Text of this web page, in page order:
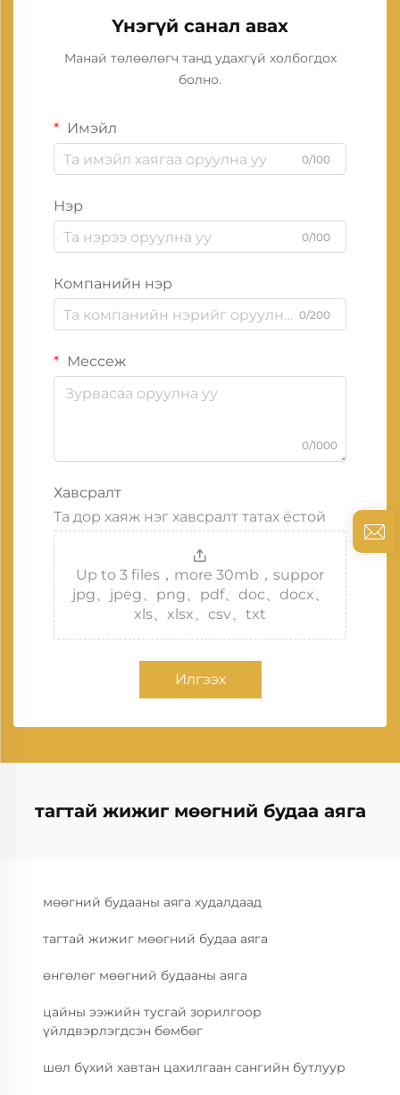
Үнэгүй санал авах
Манай төлөөлөгч танд удахгүй холбогдох
болно.
Имэйл
0/100
Нэр
0/100
Компанийн нэр
0/200
Мессеж
0/1000
Хавсралт
Та дор хаяж нэг хавсралт татах ёстой
Up to 3 files，more 30mb，suppor
jpg、jpeg、png、pdf、doc、docx、
xls、xlsx、csv、txt
Илгээх
тагтай жижиг мөөгний будаа аяга
мөөгний будааны аяга худалдаад
тагтай жижиг мөөгний будаа аяга
өнгөлөг мөөгний будааны аяга
цайны ээжийн тусгай зорилгоор
үйлдвэрлэгдсэн бөмбөг
шөл бүхий хавтан цахилгаан сангийн бутлуур